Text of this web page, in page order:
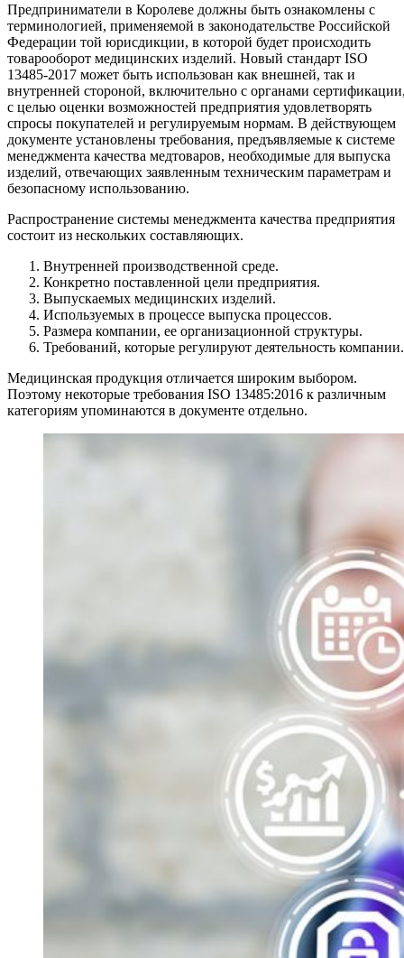
Предприниматели в Королеве должны быть ознакомлены с
терминологией, применяемой в законодательстве Российской
Федерации той юрисдикции, в которой будет происходить
товарооборот медицинских изделий. Новый стандарт ISO
13485-2017 может быть использован как внешней, так и
внутренней стороной, включительно с органами
с целью оценки возможностей предприятия удовлетворять
спросы покупателей и регулируемым нормам. В действующем
документе установлены требования, предъявляемые к системе
менеджмента качества медтоваров, необходимые для выпуска
изделий, отвечающих заявленным техническим параметрам и
безопасному использованию.
Распространение системы менеджмента качества предприятия
состоит из нескольких составляющих.
Внутренней производственной среде.
Конкретно поставленной цели предприятия.
Выпускаемых медицинских изделий.
Используемых в процессе выпуска процессов.
Размера компании, ее организационной структуры.
Требований, которые регулируют деятельность компании.
Медицинская продукция отличается широким выбором.
Поэтому некоторые требования ISO 13485:2016 к различным
категориям упоминаются в документе отдельно.